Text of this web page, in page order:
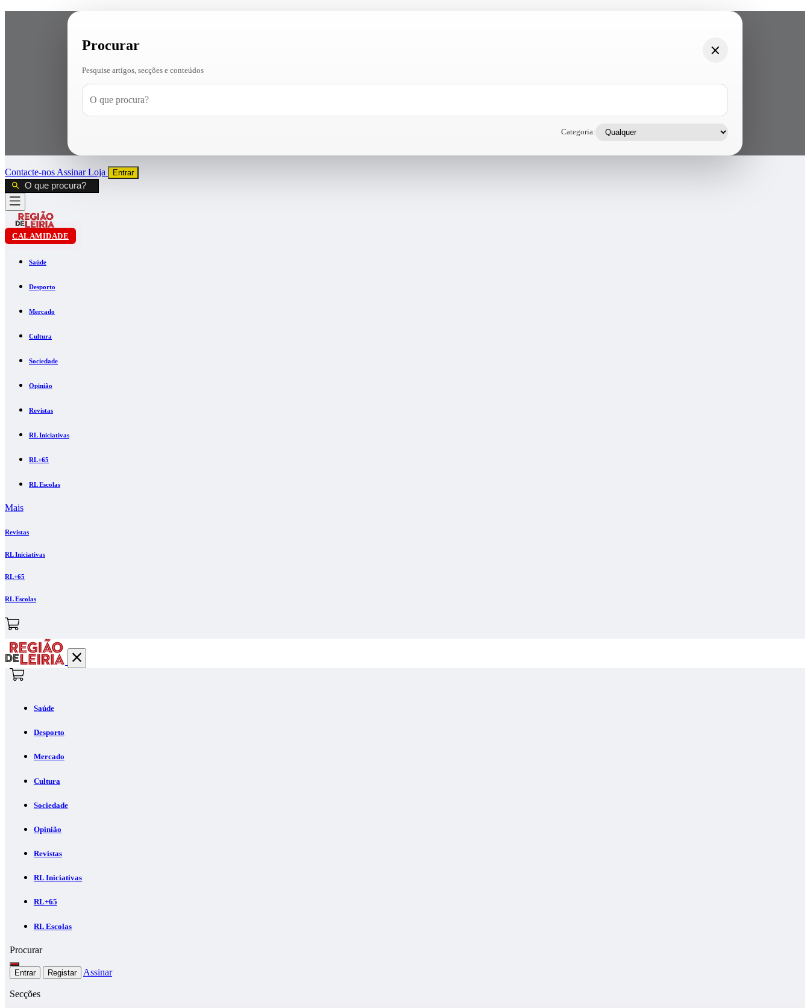
Procurar
Pesquise artigos, secções e conteúdos
Categoria:
Contacte-nos AssinarLoja Entrar
CALAMIDADE
Saúde
Desporto
Mercado
Cultura
Sociedade
Opinião
Revistas
RL Iniciativas
RL+65
RL Escolas
Mais
Revistas
RL Iniciativas
RL+65
RL Escolas
Saúde
Desporto
Mercado
Cultura
Sociedade
Opinião
Revistas
RL Iniciativas
RL+65
RL Escolas
Procurar
Entrar Registar Assinar
Secções